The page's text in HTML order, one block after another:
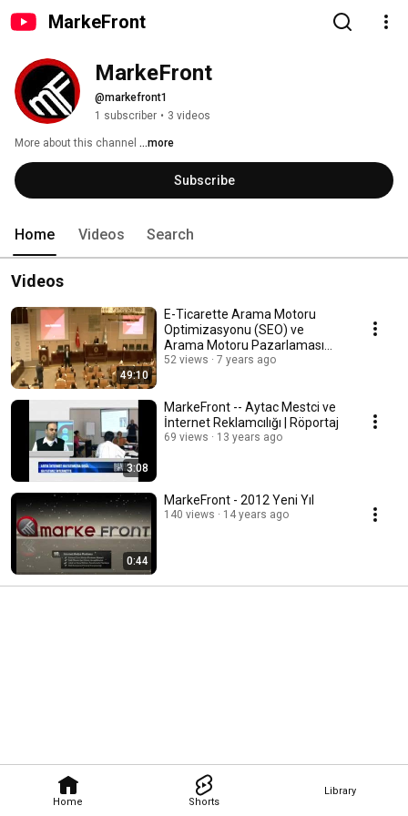
MarkeFront
Home Shorts
Library
MarkeFront
@markefront1
1 subscriber • 3 videos
More about this channel ...more
Subscribe
Home Videos Search
Videos
49:10
E-Ticarette Arama Motoru
Optimizasyonu (SEO) ve
Arama Motoru Pazarlaması
(SEM) | Aytaç Mestçi | İTO
52 views 7 years ago
3:08
MarkeFront -- Aytac Mestci ve
İnternet Reklamcılığı | Röportaj
69 views 13 years ago
0:44
MarkeFront - 2012 Yeni Yıl
140 views 14 years ago